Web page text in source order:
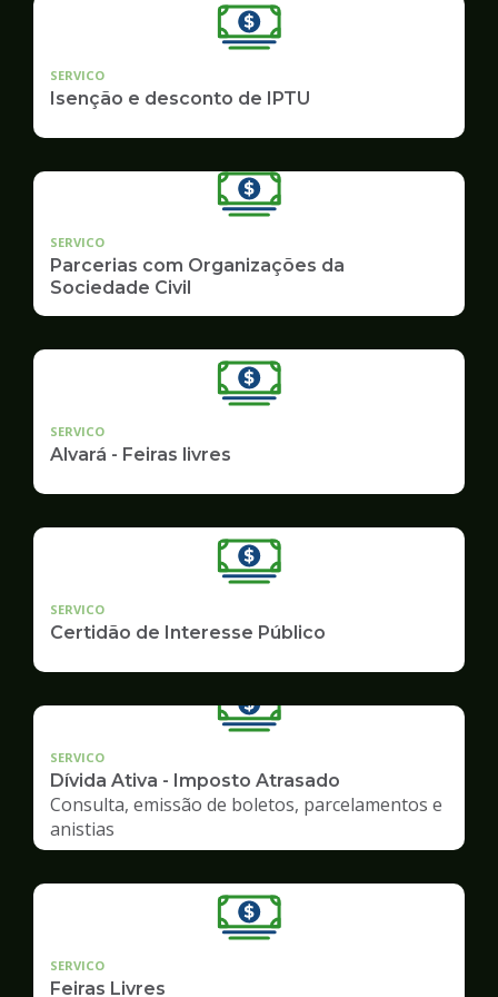
SERVICO
Isenção e desconto de IPTU
SERVICO
Parcerias com Organizações da
Sociedade Civil
SERVICO
Alvará - Feiras livres
SERVICO
Certidão de Interesse Público
SERVICO
Dívida Ativa - Imposto Atrasado
Consulta, emissão de boletos, parcelamentos e
anistias
SERVICO
Feiras Livres